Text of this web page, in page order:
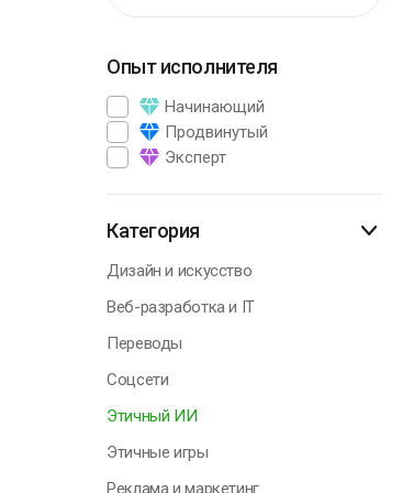
Опыт исполнителя
Начинающий
Продвинутый
Эксперт
Категория
Дизайн и искусство
Веб-разработка и IT
Переводы
Соцсети
Этичный ИИ
Этичные игры
Реклама и маркетинг